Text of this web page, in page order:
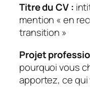
Titre du CV :
mention « en
transition »
Projet
pourquoi vous
apportez, ce